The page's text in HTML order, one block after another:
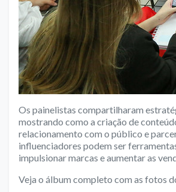
Os painelistas compartilharam
mostrando como a criação de
relacionamento com o público e
influenciadores podem ser
impulsionar marcas e aumentar as
Veja o álbum completo com as fotos